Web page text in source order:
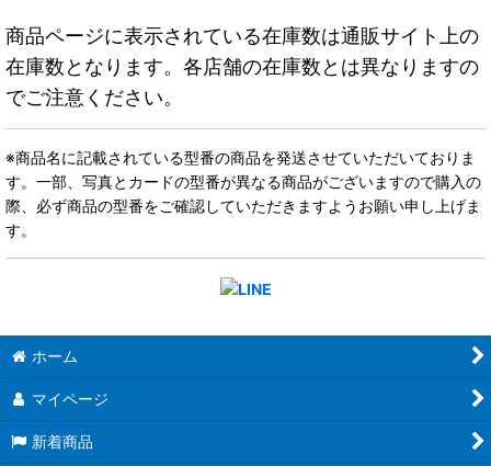
商品ページに表示されている在庫数は通販サイト上の
在庫数となります。各店舗の在庫数とは異なりますの
でご注意ください。
※商品名に記載されている型番の商品を発送させていただいておりま
す。一部、写真とカードの型番が異なる商品がございますので購入の
際、必ず商品の型番をご確認していただきますようお願い申し上げま
す。
ホーム
マイページ
新着商品